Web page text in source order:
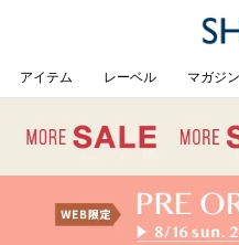
アイテム レーベル マガジン